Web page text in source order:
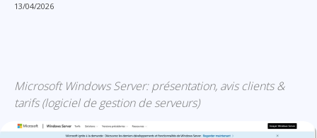
13/04/2026
Microsoft Windows Server: présentation, avis clients &
tarifs (logiciel de gestion de serveurs)